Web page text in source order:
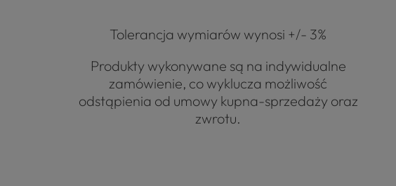
Tolerancja wymiarów wynosi +/- 3%
Produkty wykonywane są na indywidualne
zamówienie, co wyklucza możliwość
odstąpienia od umowy kupna-sprzedaży oraz
zwrotu.